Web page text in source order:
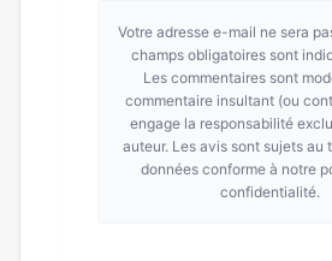
Votre adresse e-mail ne sera
champs obligatoires sont
Les commentaires sont
commentaire insultant (ou
engage la responsabilité
auteur. Les avis sont sujets au
données conforme à notre
confidentialité.